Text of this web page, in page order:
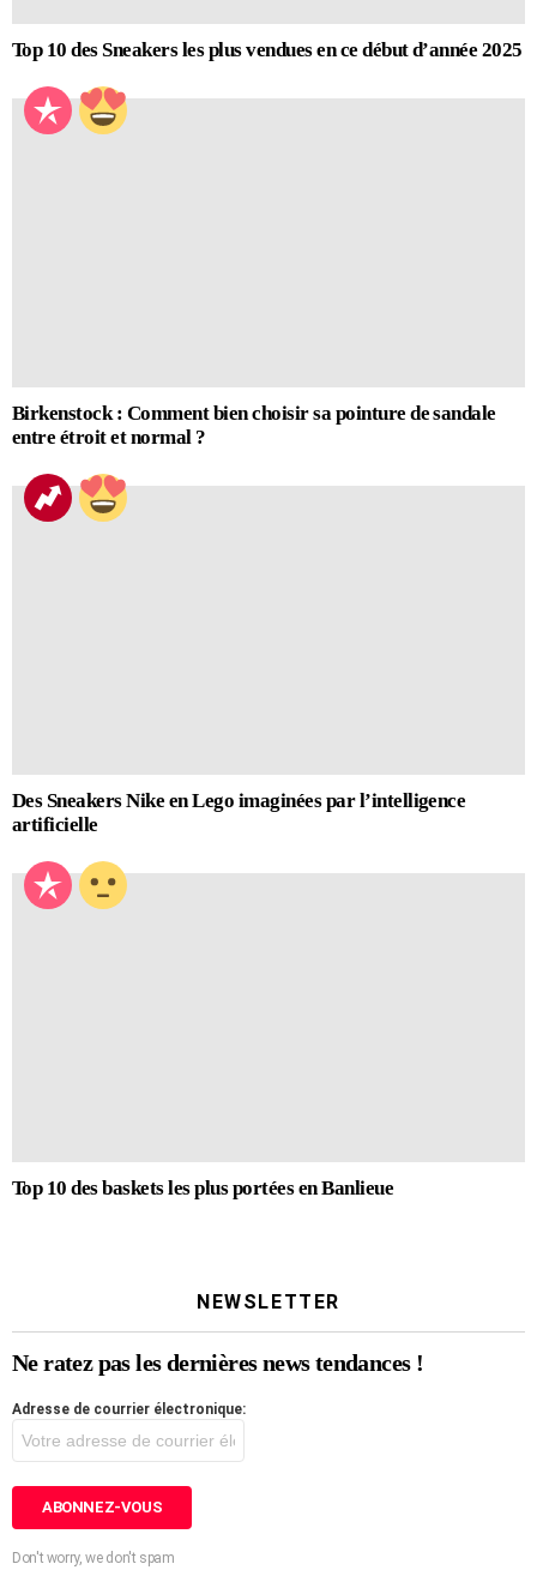
Top 10 des Sneakers les plus vendues en ce début d’année 2025
Birkenstock : Comment bien choisir sa pointure de sandale
entre étroit et normal ?
Des Sneakers Nike en Lego imaginées par l’intelligence
artificielle
Top 10 des baskets les plus portées en Banlieue
NEWSLETTER
Ne ratez pas les dernières news tendances !
Adresse de courrier électronique:
Don't worry, we don't spam